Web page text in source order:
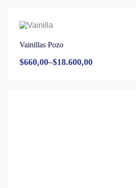
Vainillas Pozo
$660,00–$18.600,00